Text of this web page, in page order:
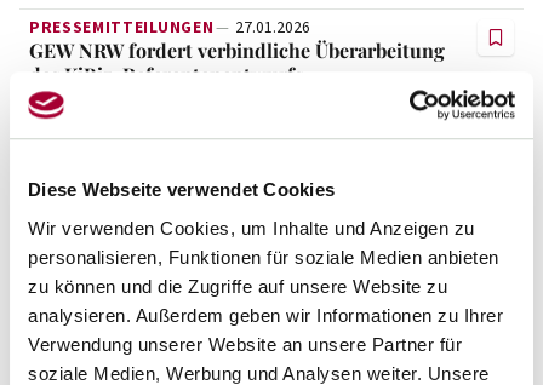
Diese Webseite verwendet Cookies
Wir verwenden Cookies, um Inhalte und Anzeigen zu
personalisieren, Funktionen für soziale Medien anbieten
zu können und die Zugriffe auf unsere Website zu
analysieren. Außerdem geben wir Informationen zu Ihrer
Verwendung unserer Website an unsere Partner für
soziale Medien, Werbung und Analysen weiter. Unsere
PRESSEMITTEILUNGEN 27.01.2026
GEW NRW fordert verbindliche Überarbeitung
des KiBiz-Referentenentwurfs
KITA
Qualitätsverlust in der frühkindlichen Bildung
GEW NRW begrüßt verbindliche
Sprachförderung